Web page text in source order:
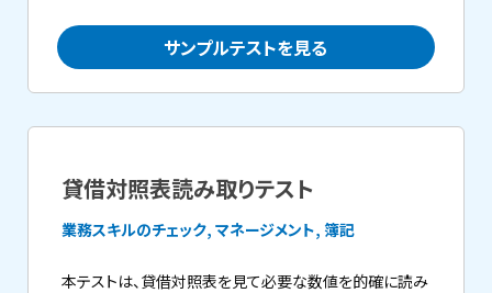
サンプルテストを見る
貸借対照表読み取りテスト
業務スキルのチェック, マネージメント, 簿記
本テストは、貸借対照表を見て必要な数値を的確に読み